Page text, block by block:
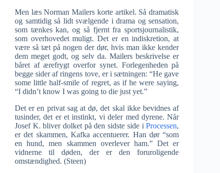
Men læs Norman Mailers korte artikel. Så dramatisk
og samtidig så lidt svælgende i drama og sensation,
som tænkes kan, og så fjernt fra sportsjournalistik,
som overhovedet muligt. Det er en indiskretion, at
være så tæt på nogen der dør, hvis man ikke kender
dem meget godt, og selv da. Mailers beskrivelse er
båret af ærefrygt overfor synet. Forlegenheden på
begge sider af ringens tove, er i sætningen: “He gave
some little half-smile of regret, as if he were saying,
“I didn’t know I was going to die just yet.”
Det er en privat sag at dø, det skal ikke bevidnes af
tusinder, det er et instinkt, vi deler med dyrene. Når
Josef K. bliver dolket på den sidste side iProcessen,
er det skammen, Kafka accentuerer. Han dør “som
en hund, men skammen overlever ham.” Det er
vidnerne til døden, der er den foruroligende
omstændighed. (Steen)